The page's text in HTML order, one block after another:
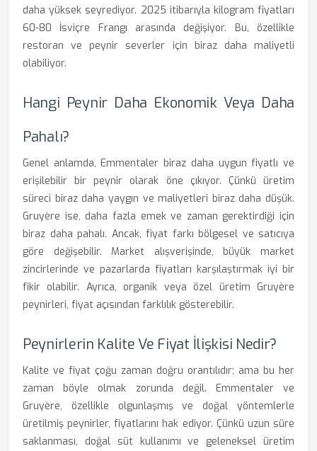
daha yüksek seyrediyor. 2025 itibarıyla kilogram fiyatları
60-80 İsviçre Frangı arasında değişiyor. Bu, özellikle
restoran ve peynir severler için biraz daha maliyetli
olabiliyor.
Hangi Peynir Daha Ekonomik Veya Daha
Pahalı?
Genel anlamda, Emmentaler biraz daha uygun fiyatlı ve
erişilebilir bir peynir olarak öne çıkıyor. Çünkü üretim
süreci biraz daha yaygın ve maliyetleri biraz daha düşük.
Gruyère ise, daha fazla emek ve zaman gerektirdiği için
biraz daha pahalı. Ancak, fiyat farkı bölgesel ve satıcıya
göre değişebilir. Market alışverişinde, büyük market
zincirlerinde ve pazarlarda fiyatları karşılaştırmak iyi bir
fikir olabilir. Ayrıca, organik veya özel üretim Gruyère
peynirleri, fiyat açısından farklılık gösterebilir.
Peynirlerin Kalite Ve Fiyat İlişkisi Nedir?
Kalite ve fiyat çoğu zaman doğru orantılıdır; ama bu her
zaman böyle olmak zorunda değil. Emmentaler ve
Gruyère, özellikle olgunlaşmış ve doğal yöntemlerle
üretilmiş peynirler, fiyatlarını hak ediyor. Çünkü uzun süre
saklanması, doğal süt kullanımı ve geleneksel üretim